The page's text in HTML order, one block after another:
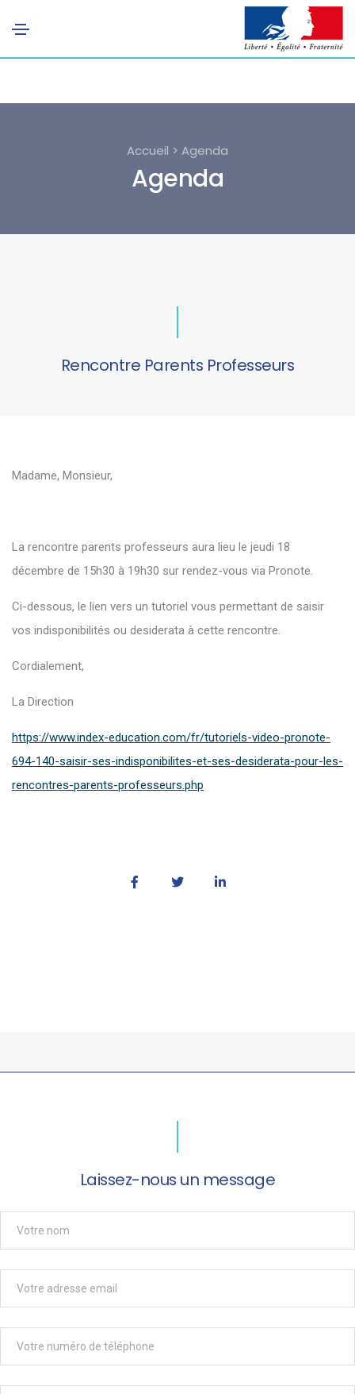
Accueil > Agenda
Agenda
Rencontre Parents Professeurs
Madame, Monsieur,
La rencontre parents professeurs aura lieu le jeudi 18
décembre de 15h30 à 19h30 sur rendez-vous via Pronote.
Ci-dessous, le lien vers un tutoriel vous permettant de saisir
vos indisponibilités ou desiderata à cette rencontre.
Cordialement,
La Direction
https://www.index-education.com/fr/tutoriels-video-pronote-
694-140-saisir-ses-indisponibilites-et-ses-desiderata-pour-les-
rencontres-parents-professeurs.php
Laissez-nous un message